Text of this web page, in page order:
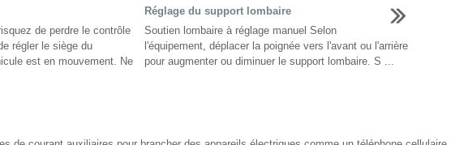
de perdre le contrôle
régler le siège du
est en mouvement. Ne
Réglage du support lombaire
Soutien lombaire à réglage manuel Selon
l'équipement, déplacer la poignée vers l'avant ou l'arrière
pour augmenter ou diminuer le support lombaire. S ...